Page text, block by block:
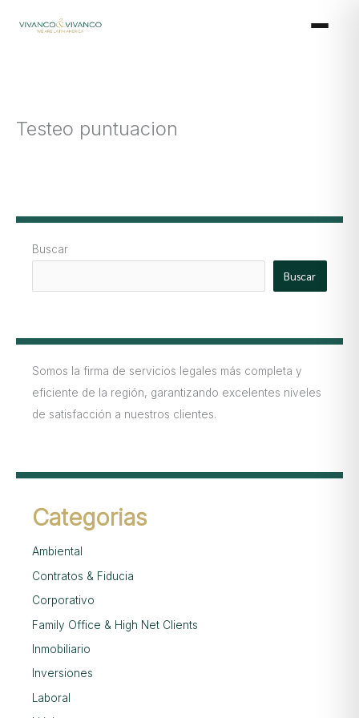
Buscar
Buscar
Somos la firma de servicios legales más completa y
eficiente de la región, garantizando excelentes niveles
de satisfacción a nuestros clientes.
Categorias
Ambiental
Contratos & Fiducia
Corporativo
Family Office & High Net Clients
Inmobiliario
Inversiones
Laboral
Testeo puntuacion